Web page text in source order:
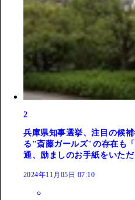
2
兵庫県知事選挙、注目の候
る"斎藤ガールズ"の存在も
通、励ましのお手紙をいただ
2024年11月05日 07:10